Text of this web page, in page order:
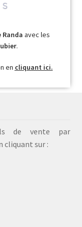
Randa avec les
.
en cliquant ici.
de vente par
cliquant sur :